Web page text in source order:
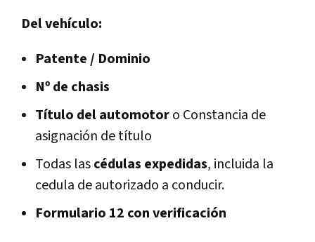
Del vehículo:
Patente / Dominio
Nº de chasis
Título del automotoro Constancia de
asignación de título
Todas lascédulas expedidas, incluida la
cedula de autorizado a conducir.
Formulario 12 con verificación